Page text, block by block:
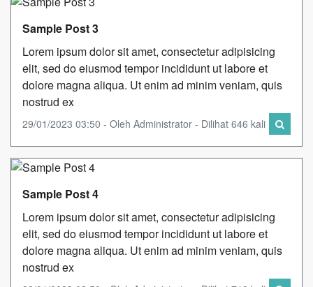
Sample Post 3
Lorem ipsum dolor sit amet, consectetur adipisicing
elit, sed do eiusmod tempor incididunt ut labore et
dolore magna aliqua. Ut enim ad minim veniam, quis
nostrud ex
29/01/2023 03:50 - Oleh Administrator - Dilihat 646 kali
Sample Post 4
Lorem ipsum dolor sit amet, consectetur adipisicing
elit, sed do eiusmod tempor incididunt ut labore et
dolore magna aliqua. Ut enim ad minim veniam, quis
nostrud ex